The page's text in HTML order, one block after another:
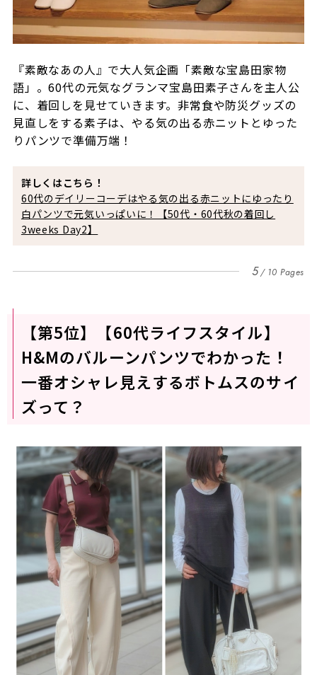
『素敵なあの人』で大人気企画「素敵な宝島田家物
語」。60代の元気なグランマ宝島田素子さんを主人公
に、着回しを見せていきます。非常食や防災グッズの
見直しをする素子は、やる気の出る赤ニットとゆった
りパンツで準備万端！
詳しくはこちら！
60代のデイリーコーデはやる気の出る赤ニットにゆったり
白パンツで元気いっぱいに！【50代・60代秋の着回し
3weeks Day2】
5 10 Pages
【第5位】【60代ライフスタイル】
H&Mのバルーンパンツでわかった！
一番オシャレ見えするボトムスのサイ
ズって？